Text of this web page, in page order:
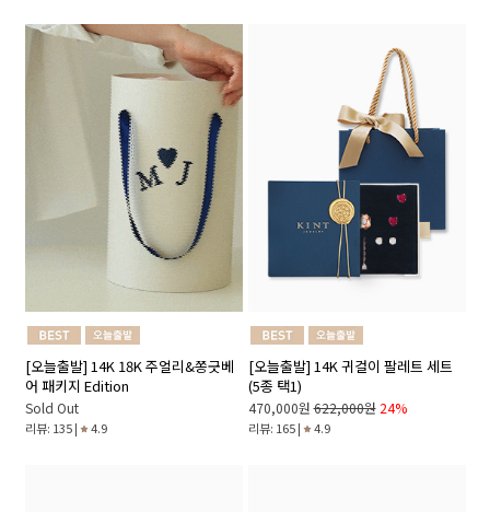
[오늘출발] 14K 18K 주얼리&쫑긋베
어 패키지 Edition
Sold Out
리뷰: 135 | 4.9
[오늘출발] 14K 귀걸이 팔레트 세트
(5종 택1)
470,000원 622,000원 24%
리뷰: 165 | 4.9